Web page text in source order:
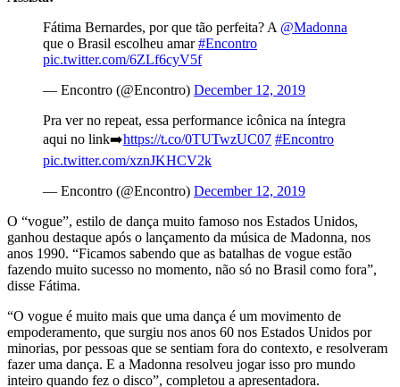
Fátima Bernardes, por que tão perfeita? A @Madonna
que o Brasil escolheu amar#Encontro
pic.twitter.com/6ZLf6cyV5f
— Encontro (@Encontro) December 12, 2019
Pra ver no repeat, essa performance icônica na íntegra
aqui no link➡️https://t.co/0TUTwzUC07 #Encontro
pic.twitter.com/xznJKHCV2k
— Encontro (@Encontro) December 12, 2019
O “vogue”, estilo de dança muito famoso nos Estados Unidos,
ganhou destaque após o lançamento da música de Madonna, nos
anos 1990. “Ficamos sabendo que as batalhas de vogue estão
fazendo muito sucesso no momento, não só no Brasil como fora”,
disse Fátima.
“O vogue é muito mais que uma dança é um movimento de
empoderamento, que surgiu nos anos 60 nos Estados Unidos por
minorias, por pessoas que se sentiam fora do contexto, e resolveram
fazer uma dança. E a Madonna resolveu jogar isso pro mundo
inteiro quando fez o disco”, completou a apresentadora.